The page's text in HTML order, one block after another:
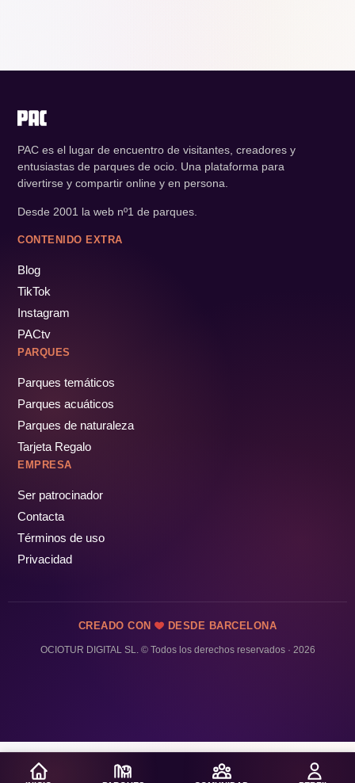
¡PÁSALO! GUÍA COMPLETA ❯
PAC es el lugar de encuentro de visitantes, creadores y
entusiastas de parques de ocio. Una plataforma para
divertirse y compartir online y en persona.
Desde 2001 la web nº1 de parques.
CONTENIDO EXTRA
Blog
TikTok
Instagram
PACtv
PARQUES
Parques temáticos
Parques acuáticos
Parques de naturaleza
Tarjeta Regalo
EMPRESA
Ser patrocinador
Contacta
Términos de uso
Privacidad
CREADO CON DESDE BARCELONA
OCIOTUR DIGITAL SL. © Todos los derechos reservados · 2026